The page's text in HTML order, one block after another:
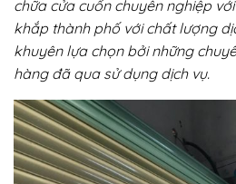
chữa cửa cuốn chuyên nghiệp
khắp thành phố với chất lượng
khuyên lựa chọn bởi những
hàng đã qua sử dụng dịch vụ.